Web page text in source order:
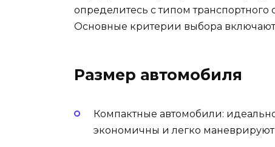
определитесь с типом транспортного
Основные критерии выбора
Размер автомобиля
Компактные автомобили:
экономичны и легко